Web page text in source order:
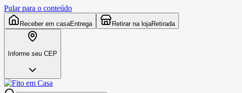
Pular para o conteúdo
Receber em casaEntrega Retirar na lojaRetirada
Informe seu CEP